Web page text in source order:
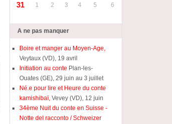
31
1 2 3 4 5 6
A ne pas manquer
Boire et manger au Moyen-Age,
Veytaux (VD), 19 avril
Initiation au conte Plan-les-
Ouates (GE), 29 juin au 3 juillet
Né.e pour lire et Heure du conte
kamishibaï, Vevey (VD), 12 juin
34ème Nuit du conte en Suisse -
Notte del racconto / Schweizer